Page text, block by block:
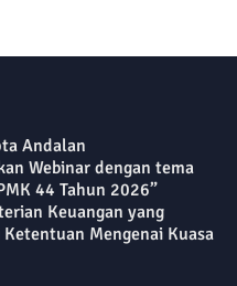
Andalan
Webinar dengan tema
44 Tahun 2026”
Keuangan yang
Mengenai Kuasa